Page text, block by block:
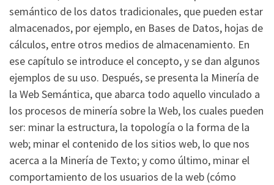
semántico de los datos tradicionales, que pueden estar
almacenados, por ejemplo, en Bases de Datos, hojas de
cálculos, entre otros medios de almacenamiento. En
ese capítulo se introduce el concepto, y se dan algunos
ejemplos de su uso. Después, se presenta la Minería de
la Web Semántica, que abarca todo aquello vinculado a
los procesos de minería sobre la Web, los cuales pueden
ser: minar la estructura, la topología o la forma de la
web; minar el contenido de los sitios web, lo que nos
acerca a la Minería de Texto; y como último, minar el
comportamiento de los usuarios de la web (cómo